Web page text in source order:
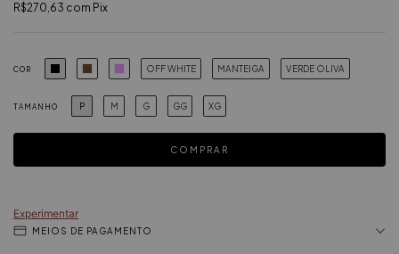
R$270,63 com Pix
COR OFF WHITE MANTEIGA VERDE OLIVA
TAMANHO P M G GG XG
Experimentar
MEIOS DE PAGAMENTO